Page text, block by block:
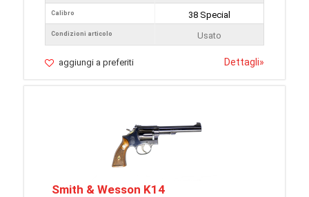
Calibro
Condizioni articolo
38 Special
Usato
aggiungi a preferiti Dettagli»
Smith & Wesson K14